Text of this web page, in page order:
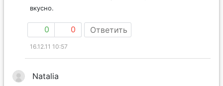
вкусно.
0 0 Ответить
16.12.11 10:57
Natalia